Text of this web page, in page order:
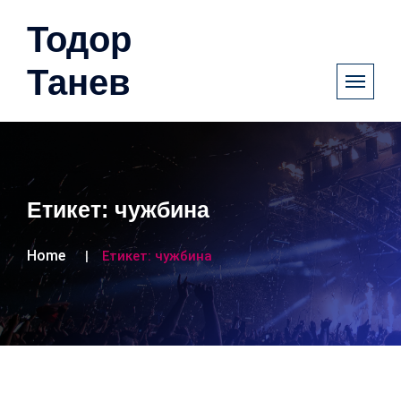
Тодор
Танев
Етикет: чужбина
Home Етикет: чужбина